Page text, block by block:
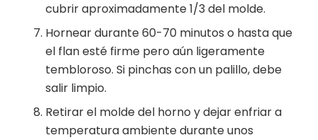
cubrir aproximadamente 1/3 del molde.
Hornear durante 60-70 minutos o hasta que
el flan esté firme pero aún ligeramente
tembloroso. Si pinchas con un palillo, debe
salir limpio.
Retirar el molde del horno y dejar enfriar a
temperatura ambiente durante unos